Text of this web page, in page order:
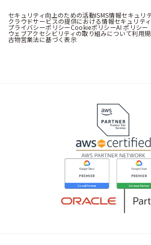
セキュリティ向上のための活動ISMS情報セキュリ
クラウドサービスの提供における情報セキュリテ
プライバシーポリシーCookieポリシーAI ポリシー
ウェブアクセシビリティの取り組みについて利用
古物営業法に基づく表示